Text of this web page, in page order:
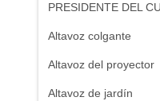
PRESIDENTE DEL
Altavoz colgante
Altavoz del proyector
Altavoz de jardín